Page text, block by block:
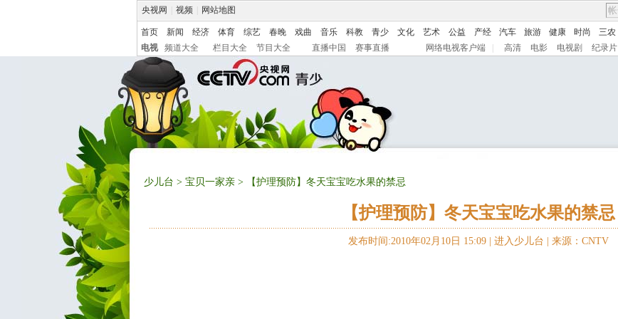
央视网 视频 网站地图
首页 新闻 经济 体育 综艺 春晚 戏曲 音乐 科教 青少 文化 艺术 公益 产经 汽车 旅游 健康 时尚 三农
电视
频道大全 栏目大全 节目大全 直播中国 赛事直播 网络电视客户端 高清 电影 电视剧 纪录片
少儿台 > 宝贝一家亲 > 【护理预防】冬天宝宝吃水果的禁忌
【护理预防】冬天宝宝吃水果的禁忌
发布时间:2010年02月10日 15:09 | 进入少儿台 来源：CNTV